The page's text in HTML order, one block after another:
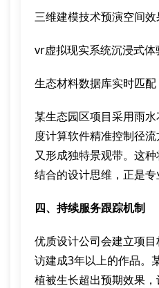
三维建模技术预演空间效
vr虚拟现实系统沉浸式体
生态材料数据库实时匹配
某生态园区项目采用雨
度计算软件精准控制径
又形成独特景观带。这
结合的设计思维，正是专
四、持续服务跟踪机制
优质设计公司会建立项
访建成3年以上的作品。
植被生长超出预期效果